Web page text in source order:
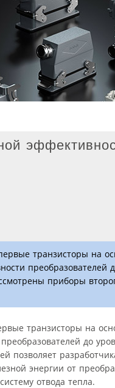
транзисторы на
преобразователей
приборы
транзисторы на
до
позволяет
энергии от
отвода тепла.